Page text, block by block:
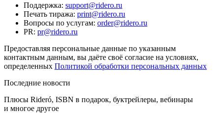
Поддержка: support@ridero.ru
Печать тиража: print@ridero.ru
Вопросы по услугам: order@ridero.ru
PR: pr@ridero.ru
Предоставляя персональные данные по указанным
контактным данным, вы даёте своё согласие на условиях,
определенных Политикой обработки персональных данных
Последние новости
Плюсы Rideró, ISBN в подарок, буктрейлеры, вебинары
и многое другое